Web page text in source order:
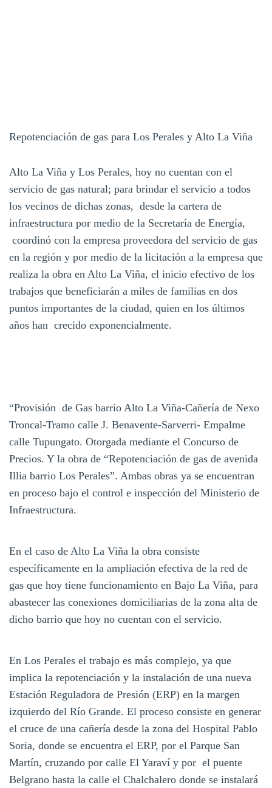
Repotenciación de gas para Los Perales y Alto La Viña
Alto La Viña y Los Perales, hoy no cuentan con el
servicio de gas natural; para brindar el servicio a todos
los vecinos de dichas zonas, desde la cartera de
infraestructura por medio de la Secretaría de Energía,
coordinó con la empresa proveedora del servicio de gas
en la región y por medio de la licitación a la empresa que
realiza la obra en Alto La Viña, el inicio efectivo de los
trabajos que beneficiarán a miles de familias en dos
puntos importantes de la ciudad, quien en los últimos
años han crecido exponencialmente.
“Provisión de Gas barrio Alto La Viña-Cañería de Nexo
Troncal-Tramo calle J. Benavente-Sarverri- Empalme
calle Tupungato. Otorgada mediante el Concurso de
Precios. Y la obra de “Repotenciación de gas de avenida
Illia barrio Los Perales”. Ambas obras ya se encuentran
en proceso bajo el control e inspección del Ministerio de
Infraestructura.
En el caso de Alto La Viña la obra consiste
específicamente en la ampliación efectiva de la red de
gas que hoy tiene funcionamiento en Bajo La Viña, para
abastecer las conexiones domiciliarias de la zona alta de
dicho barrio que hoy no cuentan con el servicio.
En Los Perales el trabajo es más complejo, ya que
implica la repotenciación y la instalación de una nueva
Estación Reguladora de Presión (ERP) en la margen
izquierdo del Río Grande. El proceso consiste en generar
el cruce de una cañería desde la zona del Hospital Pablo
Soria, donde se encuentra el ERP, por el Parque San
Martín, cruzando por calle El Yaraví y por el puente
Belgrano hasta la calle el Chalchalero donde se instalará